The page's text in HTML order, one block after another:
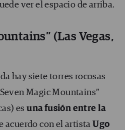
ver el espacio de arriba.
(Las Vegas,
hay siete torres rocosas
Magic Mountains”
esuna fusión entre la
acuerdo con el artista Ugo